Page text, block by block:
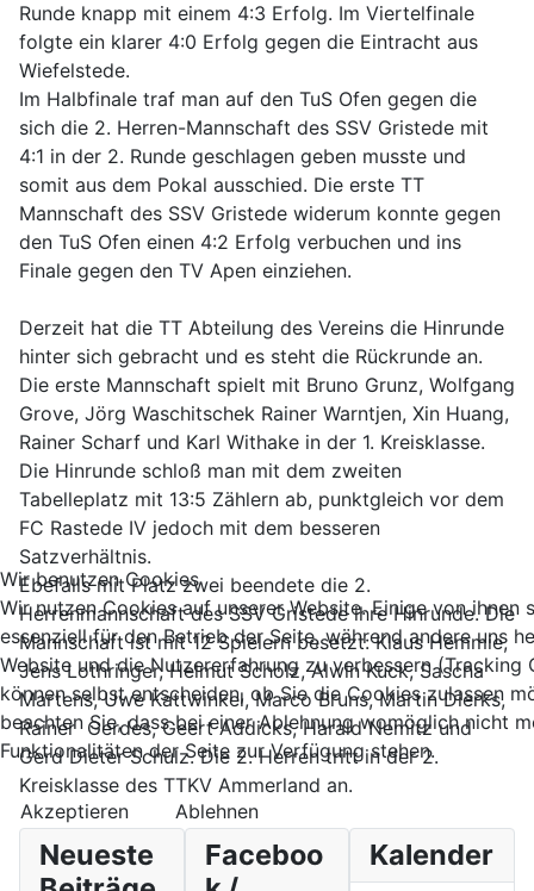
Runde knapp mit einem 4:3 Erfolg. Im Viertelfinale
folgte ein klarer 4:0 Erfolg gegen die Eintracht aus
Wiefelstede.
Im Halbfinale traf man auf den TuS Ofen gegen die
sich die 2. Herren-Mannschaft des SSV Gristede mit
4:1 in der 2. Runde geschlagen geben musste und
somit aus dem Pokal ausschied. Die erste TT
Mannschaft des SSV Gristede widerum konnte gegen
den TuS Ofen einen 4:2 Erfolg verbuchen und ins
Finale gegen den TV Apen einziehen.
Derzeit hat die TT Abteilung des Vereins die Hinrunde
hinter sich gebracht und es steht die Rückrunde an.
Die erste Mannschaft spielt mit Bruno Grunz, Wolfgang
Grove, Jörg Waschitschek Rainer Warntjen, Xin Huang,
Rainer Scharf und Karl Withake in der 1. Kreisklasse.
Die Hinrunde schloß man mit dem zweiten
Tabelleplatz mit 13:5 Zählern ab, punktgleich vor dem
FC Rastede IV jedoch mit dem besseren
Satzverhältnis.
Ebefalls mit Platz zwei beendete die 2.
Herrenmannschaft des SSV Gristede ihre Hinrunde. Die
Mannschaft ist mit 12 Spielern besetzt: Klaus Hemmie,
Jens Lothringer, Helmut Scholz, Alwin Kuck, Sascha
Martens, Uwe Kattwinkel, Marco Bruns, Martin Dierks,
Rainer Gerdes, Geert Addicks, Harald Nemitz und
Gerd Dieter Schulz. Die 2. Herren tritt in der 2.
Kreisklasse des TTKV Ammerland an.
Neueste
Faceboo
Kalender
Wir benutzen Cookies
Wir nutzen Cookies auf unserer Website. Einige von ihnen
essenziell für den Betrieb der Seite, während andere uns
Website und die Nutzererfahrung zu verbessern (Tracking
können selbst entscheiden, ob Sie die Cookies zulassen
beachten Sie, dass bei einer Ablehnung womöglich nicht
Funktionalitäten der Seite zur Verfügung stehen.
Akzeptieren Ablehnen